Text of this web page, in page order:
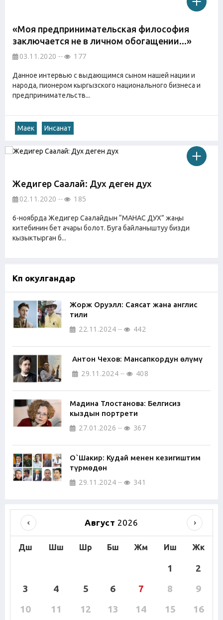
«Моя предпринимательская философия
заключается не в личном обогащении...»
03.11.2020 177
Данное интервью с выдающимся сыном нашей нации и
народа, пионером кыргызского национального бизнеса и
предпринимательств...
Маек Инсанат
Жедигер Саалай: Дух деген дух
02.11.2020 185
6-ноябрда Жедигер Саалайдын “МАНАС ДУХ” жаңы
китебинин бет ачары болот. Буга байланыштуу бизди
кызыктырган б...
Көп окулгандар
Жорж Оруэлл: Саясат жана англис
тили
22.11.2024 442
Антон Чехов: Мансапкордун өлүмү
29.11.2024 408
Мадина Тлостанова: Белгисиз
кыздын портрети
27.01.2026 367
О`Шакир: Кудай менен кезигиштим
түрмөдөн
29.11.2024 341
Август 2026
Дш Шш Шр Бш Жм Иш Жк
1
2
3
4 5 6 7 8
9
10
11 12 13 14 15
16